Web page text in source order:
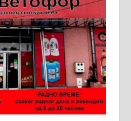
радова
и
061/25-28-058
возач са Б
02-85-511
за рад на
промет” у